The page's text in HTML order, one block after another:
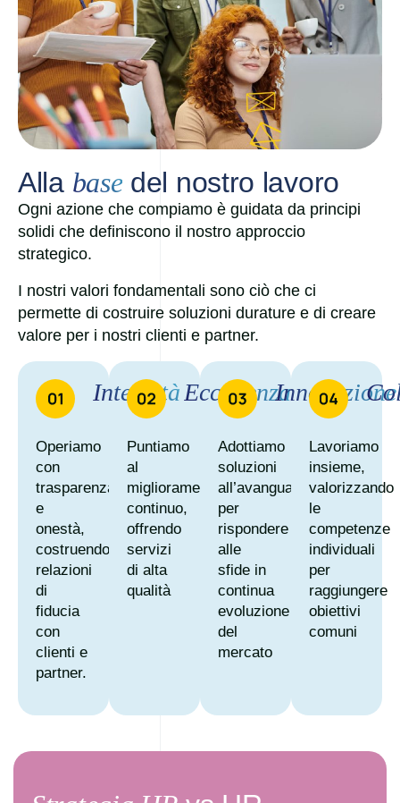
Alla base del nostro lavoro
Ogni azione che compiamo è guidata da principi
solidi che definiscono il nostro approccio
strategico.
I nostri valori fondamentali sono ciò che ci
permette di costruire soluzioni durature e di creare
valore per i nostri clienti e partner.
Integrità
Operiamo
con
trasparenza
e
onestà,
costruendo
relazioni
di
fiducia
con
clienti e
partner.
Eccellenza
Puntiamo
al
miglioramento
continuo,
offrendo
servizi
di alta
qualità
Innovazione
Adottiamo
soluzioni
all’avanguardia
per
rispondere
alle
sfide in
continua
evoluzione
del
mercato
Lavoriamo
insieme,
valorizzando
le
competenze
individuali
per
raggiungere
obiettivi
comuni